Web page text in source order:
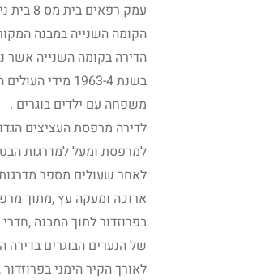
עמק רפאים בית מס 8 בית ניקולאי שמידט החלק העליון
הקומה השנייה במבנה
הדירה בקומה השנייה אשר
בשנת 1963-4
משפחה עם ילדים בוגרים .
לדירה מרפסת העציצים
למרפסת ומעל למדרגות
לאחר שעולים מספר
ארוכה ומעקה עץ ,מתוך
בפרוזדור לתוך המבנה
של הנערים הבוגרים
לאורך הקיר הימני